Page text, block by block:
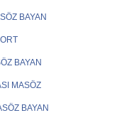
BAYAN
BAYAN
MASÖZ
BAYAN